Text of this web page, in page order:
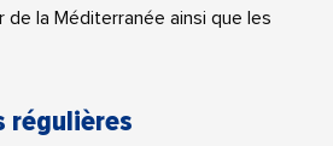
de la Méditerranée ainsi que les
régulières